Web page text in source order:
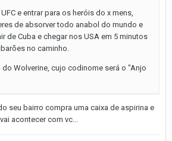
e entrar para os heróis do x mens,
de absorver todo anabol do mundo e
de Cuba e chegar nos USA em 5 minutos
no caminho.
Wolverine, cujo codinome será o "Anjo
seu bairro compra uma caixa de aspirina e
acontecer com vc...